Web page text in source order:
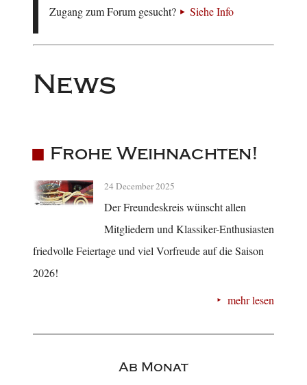
Zugang zum Forum gesucht?
Siehe Info
News
Frohe Weihnachten!
24 December 2025
Der Freundeskreis wünscht allen
Mitgliedern und Klassiker-Enthusiasten
friedvolle Feiertage und viel Vorfreude auf die Saison
2026!
mehr lesen
Ab Monat